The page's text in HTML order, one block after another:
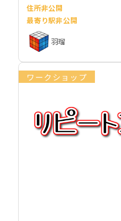
住所非公開
最寄り駅非公開
羽瑠
ワークショップ